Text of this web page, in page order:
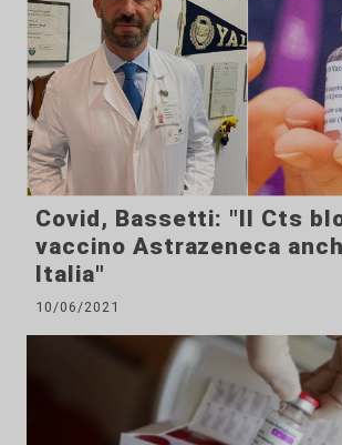
Covid, Bassetti: "Il Cts
vaccino Astrazeneca
Italia"
10/06/2021